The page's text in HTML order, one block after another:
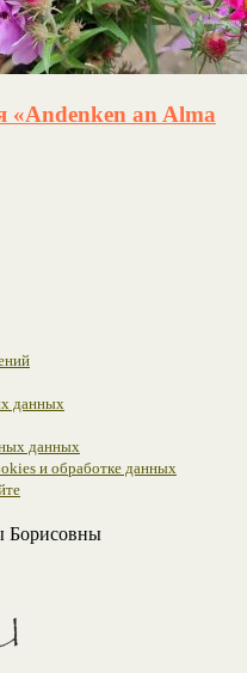
«Andenken an Alma
данных
данных
и обработке данных
Борисовны